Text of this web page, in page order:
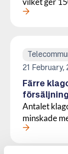
Läs mer om
21 February,
Färre
Antalet
minskade
Läs mer om